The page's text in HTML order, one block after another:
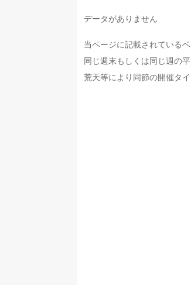
データがありません
当ページに記載されている
同じ週末もしくは同じ週の
荒天等により同節の開催タ